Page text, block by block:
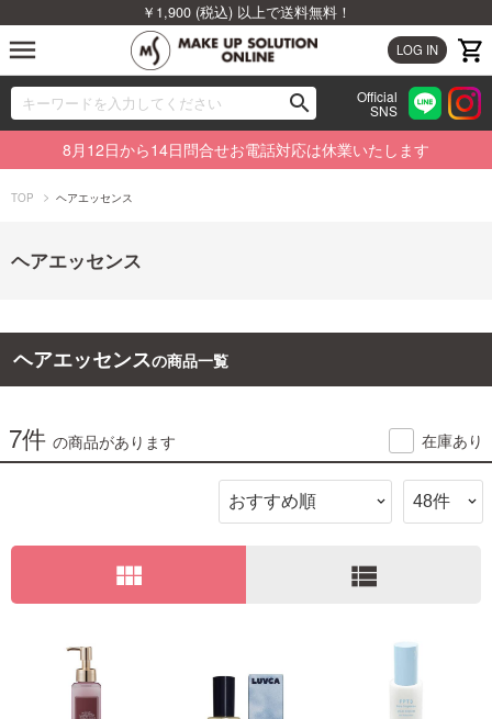
￥1,900 (税込) 以上で送料無料！
LOG IN
menu
search
00
Official
SNS
ブランドから探す
カテゴリから探す
特集から探す
ご利用ガイド
お問い合わせ
8月12日から14日問合せお電話対応は休業いたします
TOP ヘアエッセンス
ヘアエッセンス
ヘアエッセンスの商品一覧
7件 の商品があります 在庫あり
view_module view_list